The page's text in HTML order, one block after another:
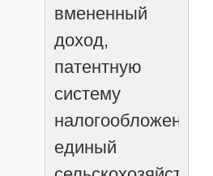
вмененный
доход,
патентную
систему
налогообложения,
единый